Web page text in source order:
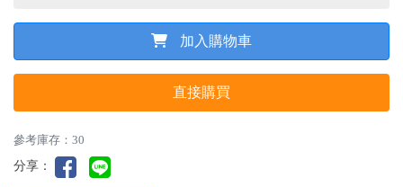
加入購物車
直接購買
參考庫存：30
分享：